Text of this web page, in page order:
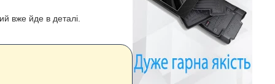
вже йде в деталі.